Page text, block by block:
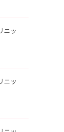
ニッ
ニッ